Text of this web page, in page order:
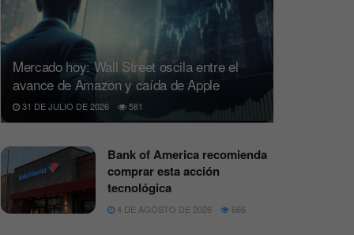
Mercado hoy: Wall Street oscila entre el
avance de Amazon y caída de Apple
31 DE JULIO DE 2026 581
Bank of America recomienda
comprar esta acción
tecnológica
4 DE AGOSTO DE 2026 666